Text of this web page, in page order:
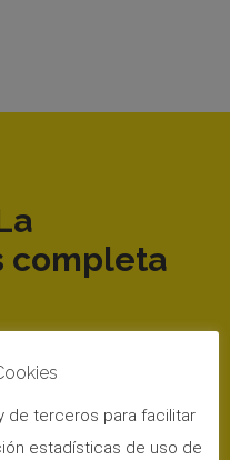
completa
Tesla automático
primer día
de terceros para facilitar
estadísticas de uso de